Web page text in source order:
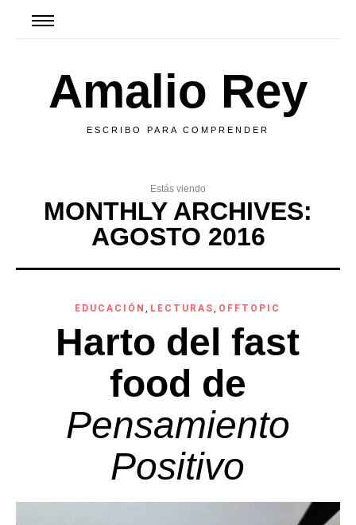
Amalio Rey
ESCRIBO PARA COMPRENDER
Estás viendo
MONTHLY ARCHIVES:
AGOSTO 2016
EDUCACIÓN, LECTURAS, OFFTOPIC
Harto del fast
food de
Pensamiento
Positivo